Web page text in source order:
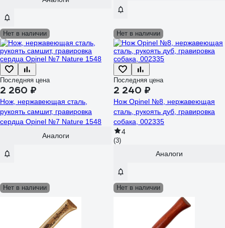
Нет в наличии
Последняя цена
2 260 ₽
Нож, нержавеющая сталь,
рукоять самшит, гравировка
сердца Opinel №7 Nature 1548
Аналоги
Нет в наличии
Последняя цена
2 240 ₽
Нож Opinel №8, нержавеющая
сталь, рукоять дуб, гравировка
собака, 002335
4
(3)
Аналоги
Нет в наличии Нет в наличии